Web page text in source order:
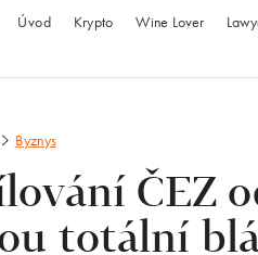
Úvod Krypto Wine Lover
Byznys
ČEZ
totální